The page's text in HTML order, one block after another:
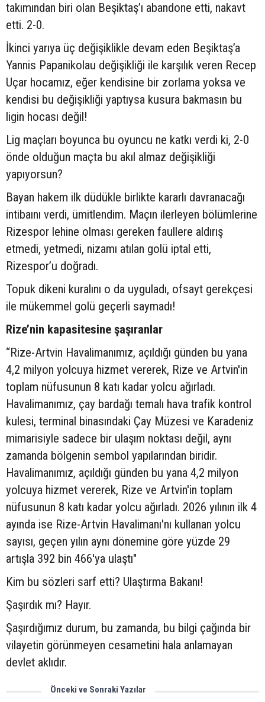
takımından biri olan Beşiktaş’ı abandone etti, nakavt
etti. 2-0.
İkinci yarıya üç değişiklikle devam eden Beşiktaş’a
Yannis Papanikolau değişikliği ile karşılık veren Recep
Uçar hocamız, eğer kendisine bir zorlama yoksa ve
kendisi bu değişikliği yaptıysa kusura bakmasın bu
ligin hocası değil!
Lig maçları boyunca bu oyuncu ne katkı verdi ki, 2-0
önde olduğun maçta bu akıl almaz değişikliği
yapıyorsun?
Bayan hakem ilk düdükle birlikte kararlı davranacağı
intibaını verdi, ümitlendim. Maçın ilerleyen bölümlerine
Rizespor lehine olması gereken faullere aldırış
etmedi, yetmedi, nizamı atılan golü iptal etti,
Rizespor’u doğradı.
Topuk dikeni kuralını o da uyguladı, ofsayt gerekçesi
ile mükemmel golü geçerli saymadı!
Rize’nin kapasitesine şaşıranlar
“Rize-Artvin Havalimanımız, açıldığı günden bu yana
4,2 milyon yolcuya hizmet vererek, Rize ve Artvin'in
toplam nüfusunun 8 katı kadar yolcu ağırladı.
Havalimanımız, çay bardağı temalı hava trafik kontrol
kulesi, terminal binasındaki Çay Müzesi ve Karadeniz
mimarisiyle sadece bir ulaşım noktası değil, aynı
zamanda bölgenin sembol yapılarından biridir.
Havalimanımız, açıldığı günden bu yana 4,2 milyon
yolcuya hizmet vererek, Rize ve Artvin'in toplam
nüfusunun 8 katı kadar yolcu ağırladı. 2026 yılının ilk 4
ayında ise Rize-Artvin Havalimanı'nı kullanan yolcu
sayısı, geçen yılın aynı dönemine göre yüzde 29
artışla 392 bin 466'ya ulaştı"
Kim bu sözleri sarf etti? Ulaştırma Bakanı!
Şaşırdık mı? Hayır.
Şaşırdığımız durum, bu zamanda, bu bilgi çağında bir
vilayetin görünmeyen cesametini hala anlamayan
devlet aklıdır.
Önceki ve Sonraki Yazılar